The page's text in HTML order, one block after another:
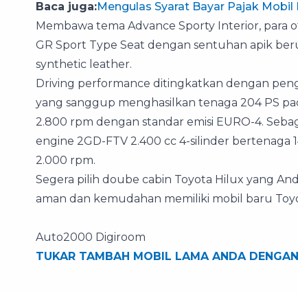
Baca juga:Mengulas Syarat Bayar Pajak Mobil
Membawa tema Advance Sporty Interior,
GR Sport Type Seat dengan sentuhan apik
synthetic leather.
Driving performance ditingkatkan dengan
yang sanggup menghasilkan tenaga 204 PS
2.800 rpm dengan standar emisi EURO-4.
engine 2GD-FTV 2.400 cc 4-silinder bertenaga
2.000 rpm.
Segera pilih doube cabin Toyota Hilux yang
aman dan kemudahan memiliki mobil baru
Auto2000 Digiroom
TUKAR TAMBAH MOBIL LAMA ANDA